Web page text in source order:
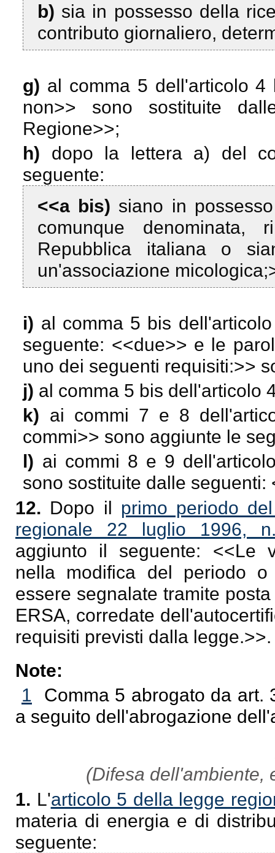
b) sia in possesso della
contributo giornaliero,
g) al comma 5 dell'articolo 4
non>> sono sostituite
Regione>>;
h) dopo la lettera a) del
seguente:
<<a bis) siano in
comunque
Repubblica italiana o
un'associazione
i) al comma 5 bis
seguente: <<due>> e le
uno dei seguenti requisiti:>>
j) al comma 5 bis dell'articolo
k) ai commi 7 e 8
commi>> sono aggiunte le
l) ai commi 8 e 9
sono sostituite dalle seguenti:
12. Dopo il primo periodo
regionale 22 luglio 1996,
aggiunto il seguente: <<Le
nella modifica del periodo
essere segnalate tramite
ERSA, corredate
requisiti previsti dalla legge.>>.
Note:
1
Comma 5 abrogato da art.
a seguito dell'abrogazione
(Difesa dell'ambiente,
1. L'articolo 5 della legge
materia di energia e di
seguente: